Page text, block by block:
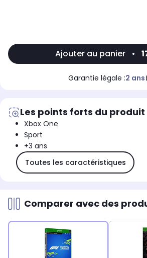
Ajouter au panier •
Garantie légale :2 ans
Les points forts du produit
Xbox One
Sport
+3 ans
Toutes les caractéristiques
Comparer avec des